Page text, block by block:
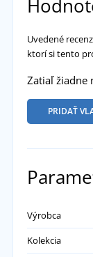
Uvedené
ktorí si tento
Zatiaľ žiadne
PRIDAŤ
Výrobca
Kolekcia